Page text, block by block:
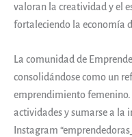
valoran la creatividad y el
fortaleciendo la economía
La comunidad de
consolidándose como un
emprendimiento femenino.
actividades y sumarse a la
Instagram